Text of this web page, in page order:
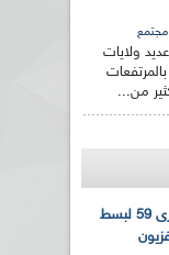
مجتمع
ولايات
من...
الإذاعة الجزائرية تحي الذكرى 59 لبسط